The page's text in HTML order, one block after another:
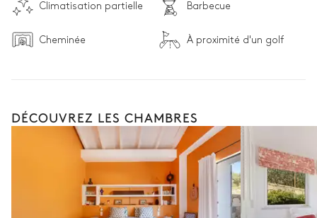
Climatisation partielle Barbecue
Cheminée À proximité d'un golf
DÉCOUVREZ LES CHAMBRES